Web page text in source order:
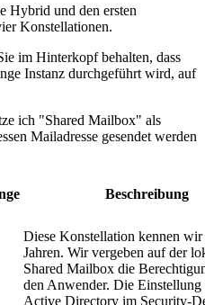
Hybrid und den ersten
Konstellationen.
im Hinterkopf behalten, dass
Instanz durchgeführt wird, auf
ich "Shared Mailbox" als
Mailadresse gesendet werden
Beschreibung
Diese Konstellation kennen wir
Jahren. Wir vergeben auf der
Shared Mailbox die
den Anwender. Die
Active Directory im Security-